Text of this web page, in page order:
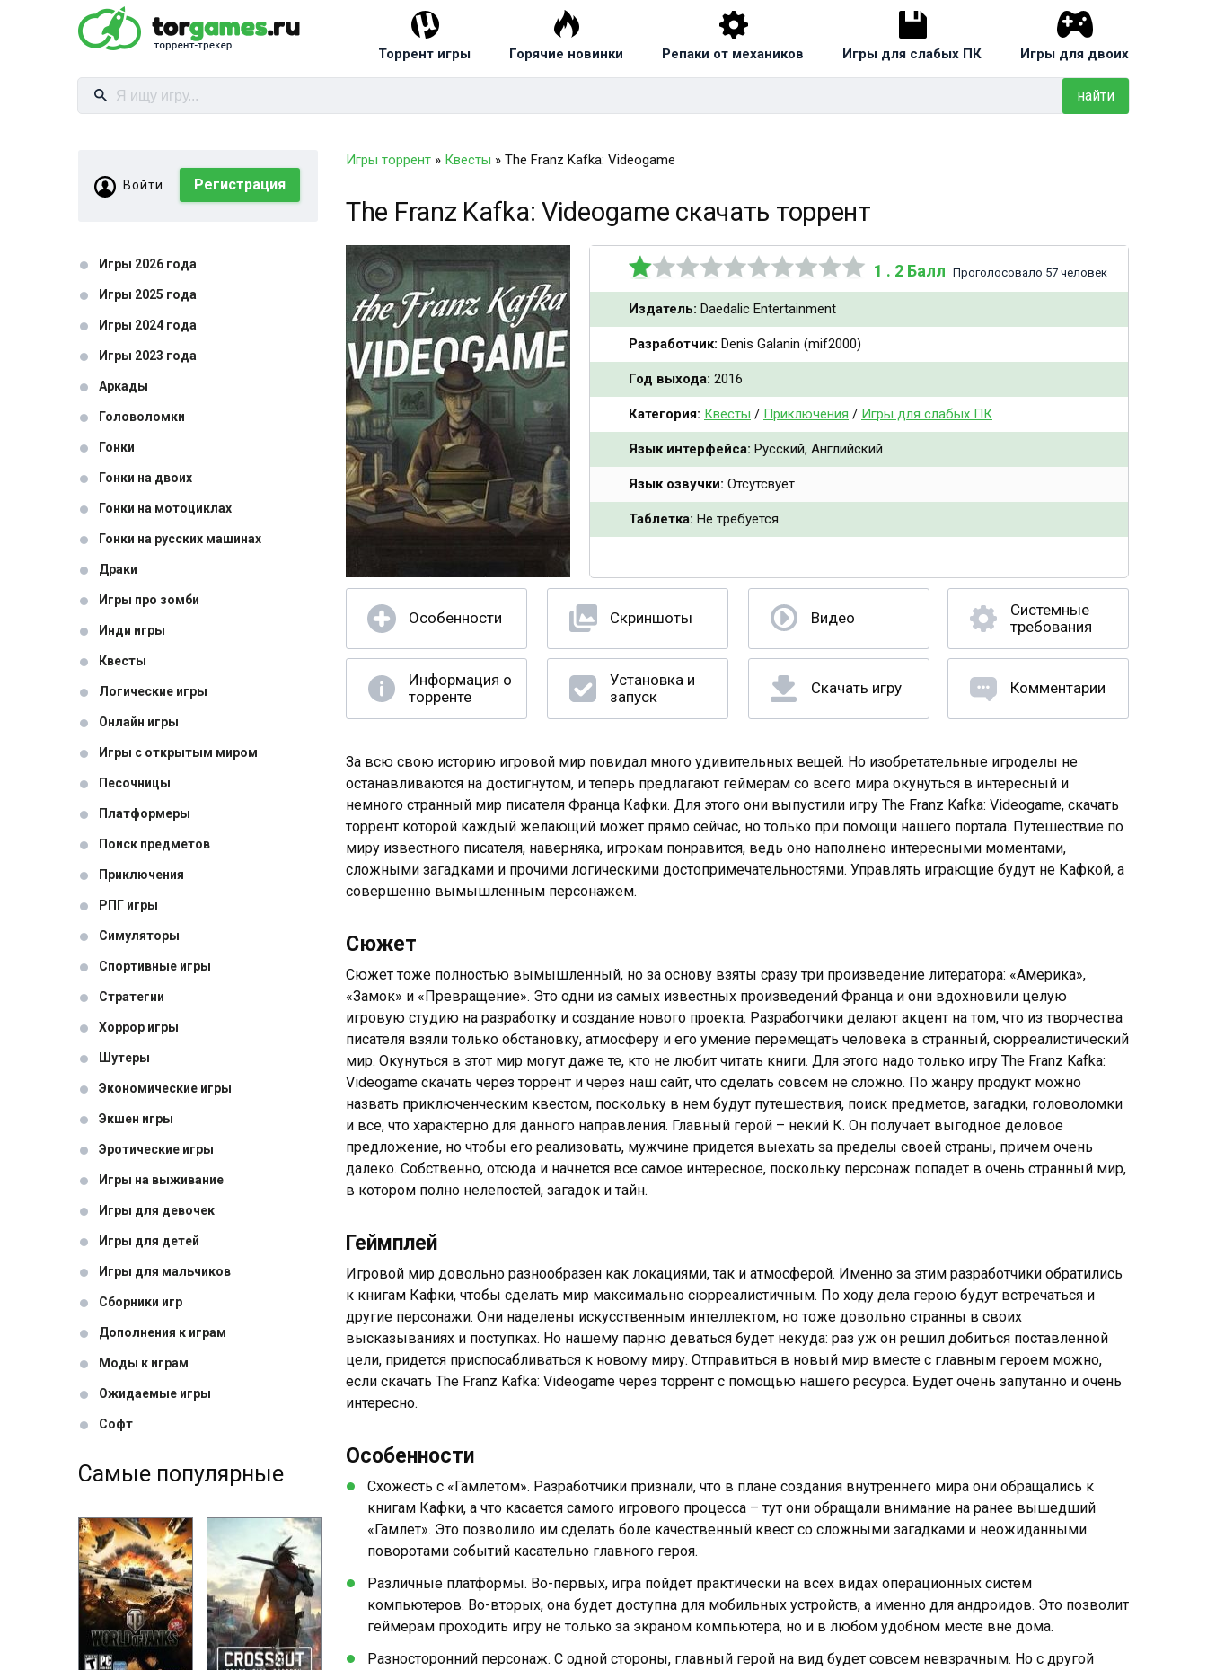
Торрент игры Горячие новинки Репаки от механиков Игры для слабых ПК Игры для двоих
найти
Войти Регистрация
Игры 2026 года
Игры 2025 года
Игры 2024 года
Игры 2023 года
Аркады
Головоломки
Гонки
Гонки на двоих
Гонки на мотоциклах
Гонки на русских машинах
Драки
Игры про зомби
Инди игры
Квесты
Логические игры
Онлайн игры
Игры с открытым миром
Песочницы
Платформеры
Поиск предметов
Приключения
РПГ игры
Симуляторы
Спортивные игры
Стратегии
Хоррор игры
Шутеры
Экономические игры
Экшен игры
Эротические игры
Игры на выживание
Игры для девочек
Игры для детей
Игры для мальчиков
Сборники игр
Дополнения к играм
Моды к играм
Ожидаемые игры
Софт
Самые популярные
Игры торрент » Квесты » The Franz Kafka: Videogame
The Franz Kafka: Videogame скачать торрент
1 . 2 Балл Проголосовало 57 человек
Издатель: Daedalic Entertainment
Разработчик: Denis Galanin (mif2000)
Год выхода: 2016
Категория: Квесты / Приключения / Игры для слабых ПК
Язык интерфейса: Русский, Английский
Язык озвучки: Отсутсвует
Таблетка: Не требуется
Особенности Скриншоты Видео
Системные
требования
Информация о
торренте
Установка и
запуск
Скачать игру Комментарии
За всю свою историю игровой мир повидал много удивительных вещей. Но изобретательные игроделы не
останавливаются на достигнутом, и теперь предлагают геймерам со всего мира окунуться в интересный и
немного странный мир писателя Франца Кафки. Для этого они выпустили игру The Franz Kafka: Videogame, скачать
торрент которой каждый желающий может прямо сейчас, но только при помощи нашего портала. Путешествие по
миру известного писателя, наверняка, игрокам понравится, ведь оно наполнено интересными моментами,
сложными загадками и прочими логическими достопримечательностями. Управлять играющие будут не Кафкой, а
совершенно вымышленным персонажем.
Сюжет
Сюжет тоже полностью вымышленный, но за основу взяты сразу три произведение литератора: «Америка»,
«Замок» и «Превращение». Это одни из самых известных произведений Франца и они вдохновили целую
игровую студию на разработку и создание нового проекта. Разработчики делают акцент на том, что из творчества
писателя взяли только обстановку, атмосферу и его умение перемещать человека в странный, сюрреалистический
мир. Окунуться в этот мир могут даже те, кто не любит читать книги. Для этого надо только игру The Franz Kafka:
Videogame скачать через торрент и через наш сайт, что сделать совсем не сложно. По жанру продукт можно
назвать приключенческим квестом, поскольку в нем будут путешествия, поиск предметов, загадки, головоломки
и все, что характерно для данного направления. Главный герой – некий К. Он получает выгодное деловое
предложение, но чтобы его реализовать, мужчине придется выехать за пределы своей страны, причем очень
далеко. Собственно, отсюда и начнется все самое интересное, поскольку персонаж попадет в очень странный мир,
в котором полно нелепостей, загадок и тайн.
Геймплей
Игровой мир довольно разнообразен как локациями, так и атмосферой. Именно за этим разработчики обратились
к книгам Кафки, чтобы сделать мир максимально сюрреалистичным. По ходу дела герою будут встречаться и
другие персонажи. Они наделены искусственным интеллектом, но тоже довольно странны в своих
высказываниях и поступках. Но нашему парню деваться будет некуда: раз уж он решил добиться поставленной
цели, придется приспосабливаться к новому миру. Отправиться в новый мир вместе с главным героем можно,
если скачать The Franz Kafka: Videogame через торрент с помощью нашего ресурса. Будет очень запутанно и очень
интересно.
Особенности
Схожесть с «Гамлетом». Разработчики признали, что в плане создания внутреннего мира они обращались к
книгам Кафки, а что касается самого игрового процесса – тут они обращали внимание на ранее вышедший
«Гамлет». Это позволило им сделать боле качественный квест со сложными загадками и неожиданными
поворотами событий касательно главного героя.
Различные платформы. Во-первых, игра пойдет практически на всех видах операционных систем
компьютеров. Во-вторых, она будет доступна для мобильных устройств, а именно для андроидов. Это позволит
геймерам проходить игру не только за экраном компьютера, но и в любом удобном месте вне дома.
Разносторонний персонаж. С одной стороны, главный герой на вид будет совсем невзрачным. Но с другой